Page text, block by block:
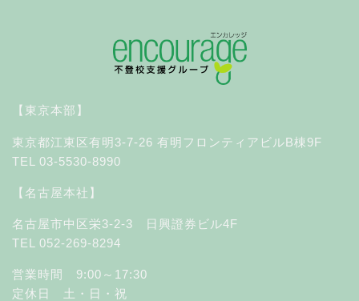
【東京本部】
東京都江東区有明3-7-26 有明フロンティアビルB棟9F
TEL 03-5530-8990
【名古屋本社】
名古屋市中区栄3-2-3 日興證券ビル4F
TEL 052-269-8294
営業時間 9:00～17:30
定休日 土・日・祝